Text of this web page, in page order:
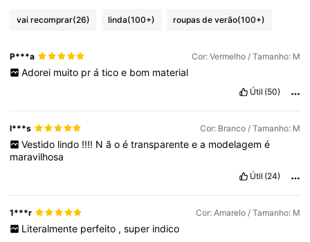
vai recomprar(26) linda(100+) roupas de verão(100+)
P***a Cor: Vermelho / Tamanho: M
Adorei muito pr á tico e bom material
Útil (50)
l***s Cor: Branco / Tamanho: M
Vestido lindo !!!! N ã o é transparente e a modelagem é
maravilhosa
Útil (24)
1***r Cor: Amarelo / Tamanho: M
Literalmente perfeito , super indico